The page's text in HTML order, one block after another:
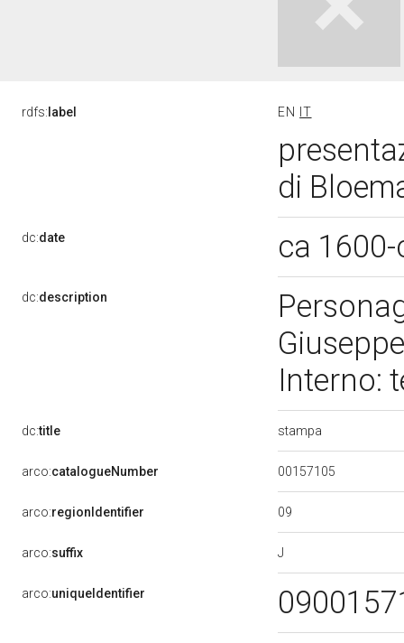
rdfs: label EN IT
di
dc:date ca
dc:description
Interno:
dc:title stampa
arco:catalogueNumber 00157105
arco:regionIdentifier 09
arco:suffix J
arco:uniqueIdentifier